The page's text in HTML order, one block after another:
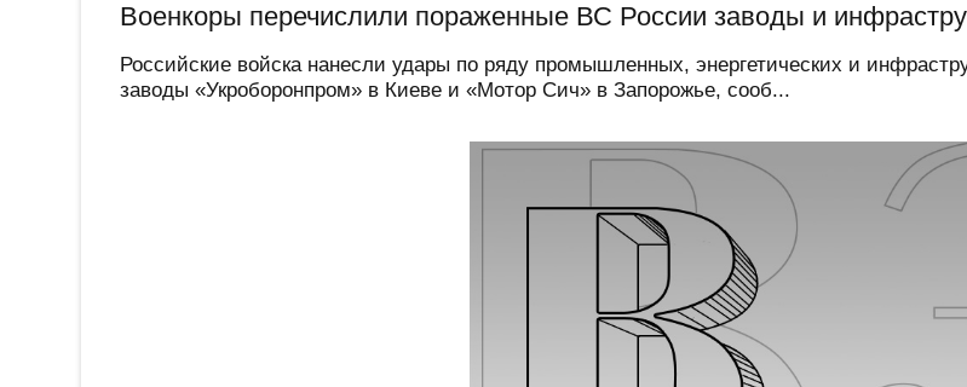
Военкоры перечислили пораженные ВС России заводы и
Российские войска нанесли удары по ряду промышленных, энергетических и
заводы «Укроборонпром» в Киеве и «Мотор Сич» в Запорожье, сооб...